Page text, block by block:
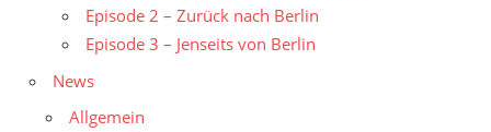
Episode 2 – Zurück nach Berlin
Episode 3 – Jenseits von Berlin
News
Allgemein